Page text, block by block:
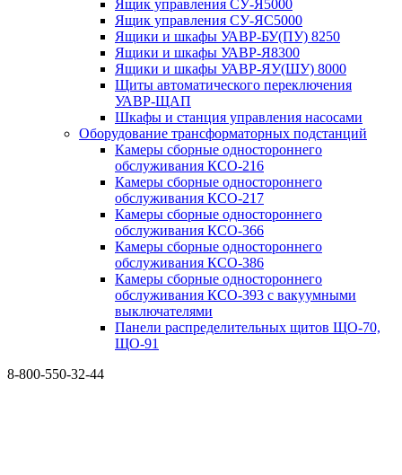
Ящик управления СУ-Я5000
Ящик управления СУ-ЯС5000
Ящики и шкафы УАВР-БУ(ПУ) 8250
Ящики и шкафы УАВР-Я8300
Ящики и шкафы УАВР-ЯУ(ШУ) 8000
Щиты автоматического переключения
УАВР-ЩАП
Шкафы и станция управления насосами
Оборудование трансформаторных подстанций
Камеры сборные одностороннего
обслуживания КСО-216
Камеры сборные одностороннего
обслуживания КСО-217
Камеры сборные одностороннего
обслуживания КСО-366
Камеры сборные одностороннего
обслуживания КСО-386
Камеры сборные одностороннего
обслуживания КСО-393 с вакуумными
выключателями
Панели распределительных щитов ЩО-70,
ЩО-91
8-800-550-32-44